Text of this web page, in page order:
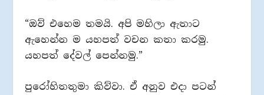
“ඔව් එහෙම තමයි. අපි මහිලා ඇතාට
ඇහෙන්න ම යහපත් වචන කතා කරමු.
යහපත් දේවල් පෙන්නමු.”
පුරෝහිතතුමා කිව්වා. ඒ අනුව එදා පටන්